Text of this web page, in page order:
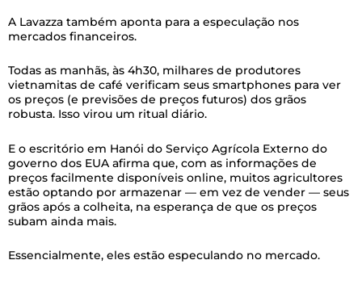
A Lavazza também aponta para a especulação nos
mercados financeiros.
Todas as manhãs, às 4h30, milhares de produtores
vietnamitas de café verificam seus smartphones para ver
os preços (e previsões de preços futuros) dos grãos
robusta. Isso virou um ritual diário.
E o escritório em Hanói do Serviço Agrícola Externo do
governo dos EUA afirma que, com as informações de
preços facilmente disponíveis online, muitos agricultores
estão optando por armazenar — em vez de vender — seus
grãos após a colheita, na esperança de que os preços
subam ainda mais.
Essencialmente, eles estão especulando no mercado.